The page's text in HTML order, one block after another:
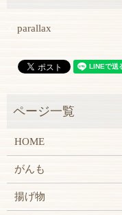
parallax
HOME
がんも
揚げ物